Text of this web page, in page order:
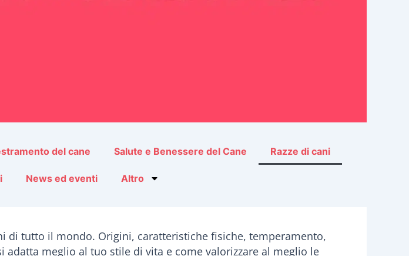
del cane Salute e Benessere del Cane Razze di cani
News ed eventi Altro
di tutto il mondo. Origini, caratteristiche fisiche, temperamento,
adatta meglio al tuo stile di vita e come valorizzare al meglio le